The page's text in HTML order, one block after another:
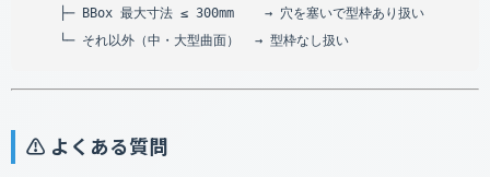
    ├─ BBox 最大寸法 ≤ 300mm    → 穴を塞いで型枠あり扱い
⚠️ よくある質問